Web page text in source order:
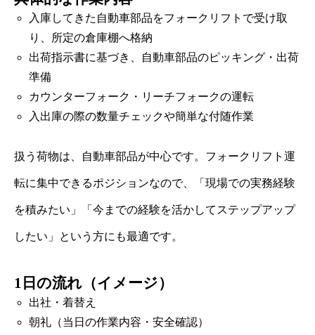
入庫してきた自動車部品をフォークリフトで受け取
り、所定の倉庫棚へ格納
出荷指示書に基づき、自動車部品のピッキング・出荷
準備
カウンターフォーク・リーチフォークの運転
入出庫の際の数量チェックや簡単な付随作業
扱う荷物は、自動車部品が中心です。フォークリフト運
転に集中できるポジションなので、「現場での実務経験
を積みたい」「今までの経験を活かしてステップアップ
したい」という方にも最適です。
1日の流れ（イメージ）
出社・着替え
朝礼（当日の作業内容・安全確認）